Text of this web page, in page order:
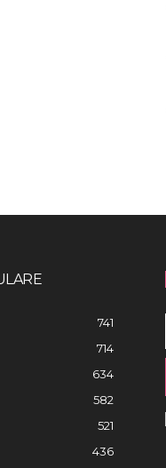
741
714
634
582
521
436